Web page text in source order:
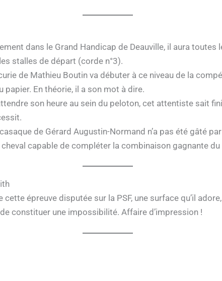
dans le Grand Handicap de Deauville, il aura toutes
stalles de départ (corde n°3).
de Mathieu Boutin va débuter à ce niveau de la
En théorie, il a son mot à dire.
son heure au sein du peloton, cet attentiste sait
de Gérard Augustin-Normand n’a pas été gâté
capable de compléter la combinaison gagnante du
épreuve disputée sur la PSF, une surface qu’il
constituer une impossibilité. Affaire d’impression !